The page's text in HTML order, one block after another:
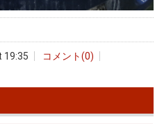
19:35 コメント(0)